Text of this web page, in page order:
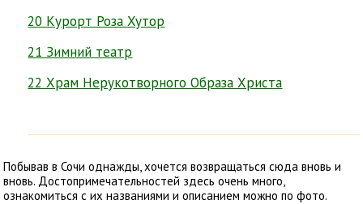
20 Курорт Роза Хутор
21 Зимний театр
22 Храм Нерукотворного Образа Христа
Побывав в Сочи однажды, хочется возвращаться сюда вновь и
вновь. Достопримечательностей здесь очень много,
ознакомиться с их названиями и описанием можно по фото.